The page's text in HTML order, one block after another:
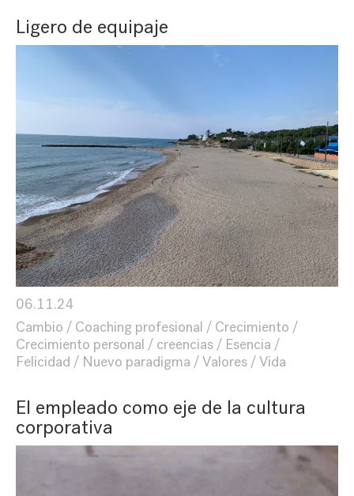
Ligero de equipaje
06.11.24
Cambio
Coaching profesional
Crecimiento
Crecimiento personal
creencias
Esencia
Felicidad
Nuevo paradigma Valores Vida
El empleado como eje de la cultura
corporativa